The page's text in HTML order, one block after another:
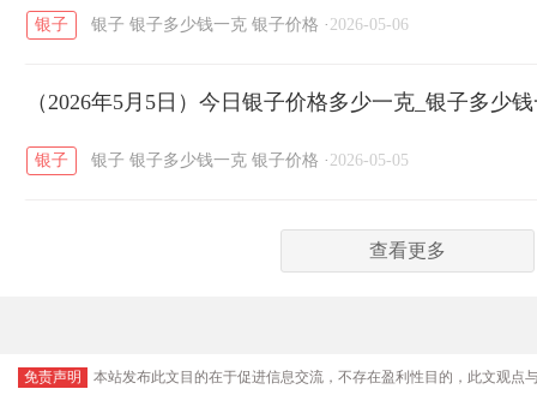
银子 银子 银子多少钱一克 银子价格 · 2026-05-06
（2026年5月5日）今日银子价格多少一克_银子多少
银子 银子 银子多少钱一克 银子价格 · 2026-05-05
查看更多
免责声明
本站发布此文目的在于促进信息交流，不存在盈利性目的，此文观